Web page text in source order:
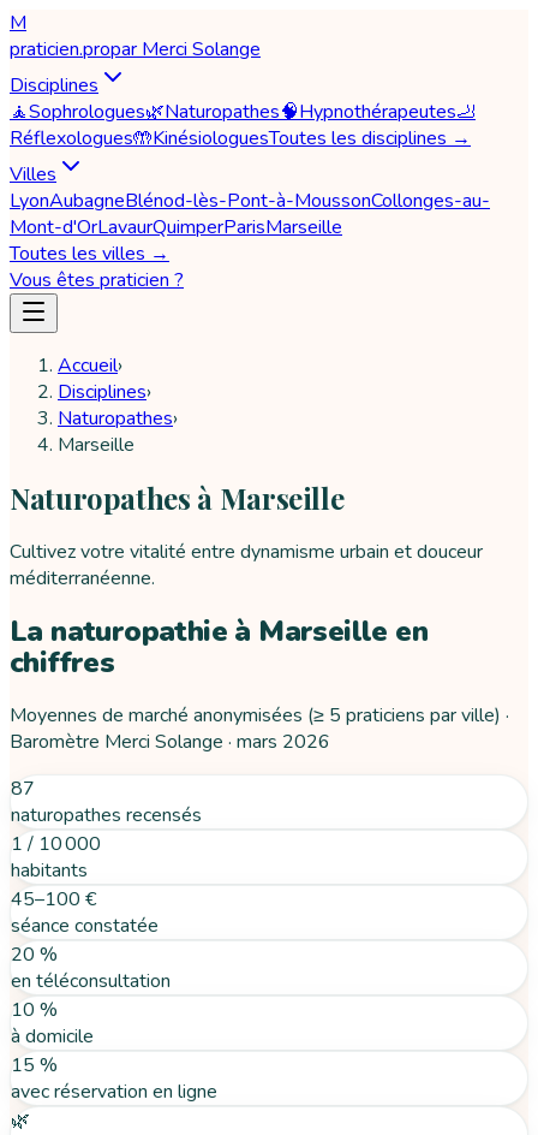
M
praticien.propar Merci Solange
Disciplines
🧘Sophrologues🌿Naturopathes🧠Hypnothérapeutes🦶
Réflexologues🤲KinésiologuesToutes les disciplines →
Villes
LyonAubagneBlénod-lès-Pont-à-MoussonCollonges-au-
Mont-d'OrLavaurQuimperParisMarseille
Toutes les villes →
Vous êtes praticien ?
Accueil›
Disciplines›
Naturopathes›
Marseille
Naturopathes à Marseille
Cultivez votre vitalité entre dynamisme urbain et douceur
méditerranéenne.
La naturopathie à Marseille en
chiffres
Moyennes de marché anonymisées (≥ 5 praticiens par ville) ·
Baromètre Merci Solange · mars 2026
87
naturopathes recensés
1 / 10 000
habitants
45–100 €
séance constatée
20 %
en téléconsultation
10 %
à domicile
15 %
avec réservation en ligne
🌿